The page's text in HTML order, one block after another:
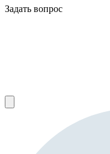
Задать вопрос